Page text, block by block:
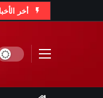
أخر
mode